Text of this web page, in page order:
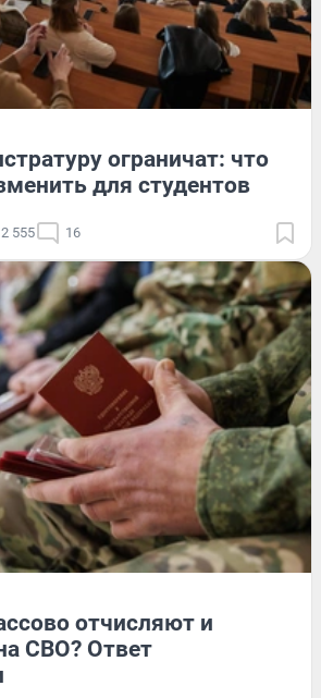
ограничат: что
для студентов
2 555 16
отчисляют и
СВО? Ответ